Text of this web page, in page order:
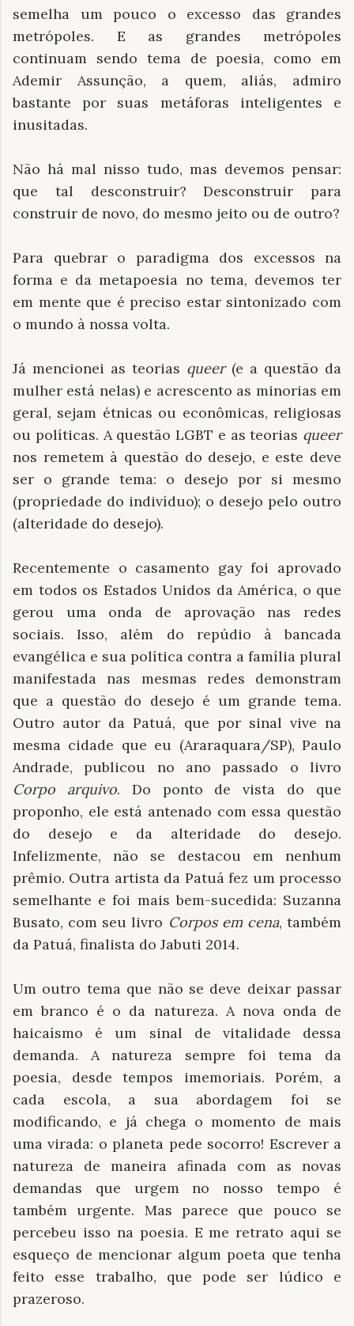
semelha um pouco o excesso das grandes
metrópoles. E as grandes metrópoles
continuam sendo tema de poesia, como em
Ademir Assunção, a quem, aliás, admiro
bastante por suas metáforas inteligentes e
inusitadas.
Não há mal nisso tudo, mas devemos pensar:
que tal desconstruir? Desconstruir para
construir de novo, do mesmo jeito ou de outro?
Para quebrar o paradigma dos excessos na
forma e da metapoesia no tema, devemos ter
em mente que é preciso estar sintonizado com
o mundo à nossa volta.
Já mencionei as teorias queer (e a questão da
mulher está nelas) e acrescento as minorias em
geral, sejam étnicas ou econômicas, religiosas
ou políticas. A questão LGBT e as teorias queer
nos remetem à questão do desejo, e este deve
ser o grande tema: o desejo por si mesmo
(propriedade do indivíduo); o desejo pelo outro
(alteridade do desejo).
Recentemente o casamento gay foi aprovado
em todos os Estados Unidos da América, o que
gerou uma onda de aprovação nas redes
sociais. Isso, além do repúdio à bancada
evangélica e sua política contra a família plural
manifestada nas mesmas redes demonstram
que a questão do desejo é um grande tema.
Outro autor da Patuá, que por sinal vive na
mesma cidade que eu (Araraquara/SP), Paulo
Andrade, publicou no ano passado o livro
Corpo arquivo. Do ponto de vista do que
proponho, ele está antenado com essa questão
do desejo e da alteridade do desejo.
Infelizmente, não se destacou em nenhum
prêmio. Outra artista da Patuá fez um processo
semelhante e foi mais bem-sucedida: Suzanna
Busato, com seu livro Corpos em cena, também
da Patuá, finalista do Jabuti 2014.
Um outro tema que não se deve deixar passar
em branco é o da natureza. A nova onda de
haicaísmo é um sinal de vitalidade dessa
demanda. A natureza sempre foi tema da
poesia, desde tempos imemoriais. Porém, a
cada escola, a sua abordagem foi se
modificando, e já chega o momento de mais
uma virada: o planeta pede socorro! Escrever a
natureza de maneira afinada com as novas
demandas que urgem no nosso tempo é
também urgente. Mas parece que pouco se
percebeu isso na poesia. E me retrato aqui se
esqueço de mencionar algum poeta que tenha
feito esse trabalho, que pode ser lúdico e
prazeroso.